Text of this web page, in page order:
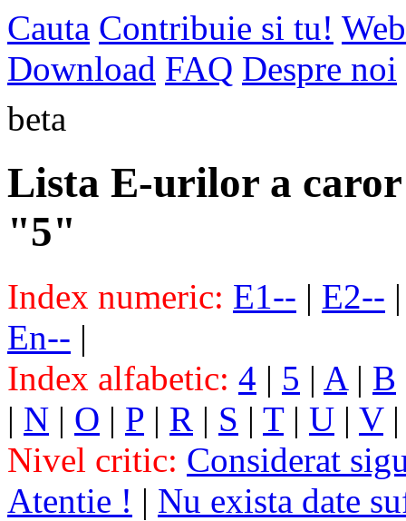
Cauta Contribuie si tu!
Download FAQ Despre noi
beta
Lista E-urilor a
"5"
Index numeric: E1-- | E2--
En-- |
Index alfabetic: 4 | 5 | A| B
| N | O | P | R | S | T| U | V
Nivel critic: Considerat
Atentie ! | Nu exista date